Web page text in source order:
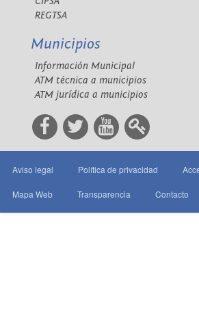
REGTSA
Municipios
Información Municipal
ATM técnica a municipios
ATM jurídica a municipios
Aviso legal Política de privacidad
Mapa Web Transparencia Contacto